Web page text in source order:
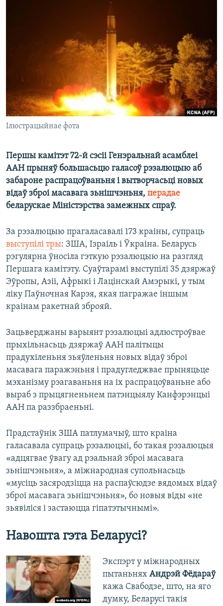
Ілюстрацыйнае фота
Першы камітэт 72-й сэсіі Генэральнай асамблеі
ААН прыняў большасьцю галасоў рэзалюцыю аб
забароне распрацоўваньня і вытворчасьці новых
відаў зброі масавага зьнішчэньня, перадае
беларускае Міністэрства замежных спраў.
За рэзалюцыю прагаласавалі 173 краіны, супраць
выступілі тры: ЗША, Ізраіль і Ўкраіна. Беларусь
рэгулярна ўносіла гэткую рэзалюцыю на разгляд
Першага камітэту. Суаўтарамі выступілі 35 дзяржаў
Эўропы, Азіі, Афрыкі і Лацінскай Амэрыкі, у тым
ліку Паўночная Карэя, якая пагражае іншым
краінам ракетнай зброяй.
Зацьверджаны варыянт рэзалюцыі адлюстроўвае
прыхільнасьць дзяржаў ААН палітыцы
прадухіленьня зьяўленьня новых відаў зброі
масавага паражэньня і прадугледжвае прыняцьце
мэханізму рэагаваньня на іх распрацоўваньне або
выраб з прыцягненьнем патэнцыялу Канфэрэнцыі
ААН па раззбраеньні.
Прадстаўнік ЗША патлумачыў, што краіна
галасавала супраць рэзалюцыі, бо такая рэзалюцыя
«адцягвае ўвагу ад рэальнай зброі масавага
зьнішчэньня», а міжнародная супольнасьць
«мусіць засяродзіцца на распаўсюдзе вядомых відаў
зброі масавага зьнішчэньня», бо новыя віды «не
зьявіліся і застаюцца гіпатэтычнымі».
Навошта гэта Беларусі?
Экспэрт у міжнародных
пытаньнях Андрэй Фёдараў
кажа Свабодзе, што, на яго
думку, Беларусі такія